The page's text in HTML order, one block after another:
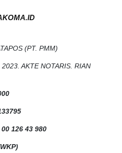
(PT. PMM)
AKTE NOTARIS. RIAN
126 43 980